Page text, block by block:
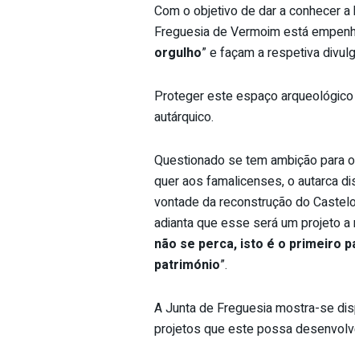
Com o objetivo de dar a conhecer
Freguesia de Vermoim está
orgulho” e façam a respetiva
Proteger este espaço
autárquico.
Questionado se tem ambição para
quer aos famalicenses, o autarca
vontade da reconstrução do
adianta que esse será um projeto a
não se perca, isto é o primeiro
património”.
A Junta de Freguesia mostra-se
projetos que este possa